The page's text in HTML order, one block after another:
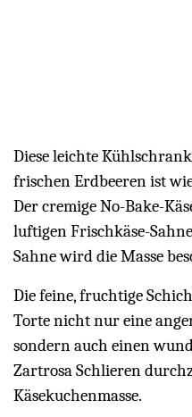
Diese leichte
frischen Erdbeeren ist
Der cremige No-Bake-
luftigen Frischkäse-
Sahne wird die Masse
Die feine, fruchtige
Torte nicht nur eine
sondern auch einen
Zartrosa Schlieren
Käsekuchenmasse.